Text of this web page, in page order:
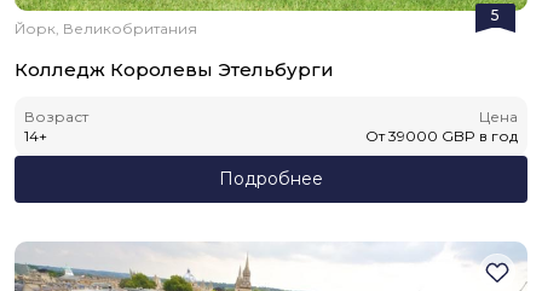
5
Йорк, Великобритания
Колледж Королевы Этельбурги
Возраст
14+
Цена
От 39000 GBP в год
Подробнее